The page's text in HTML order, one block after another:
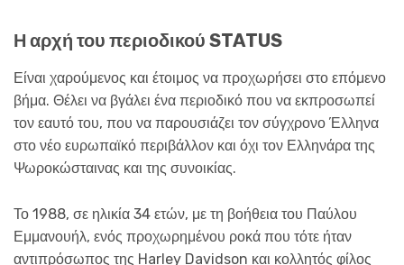
Η αρχή του περιοδικού STATUS
Είναι χαρούμενος και έτοιμος να προχωρήσει στο επόμενο
βήμα. Θέλει να βγάλει ένα περιοδικό που να εκπροσωπεί
τον εαυτό του, που να παρουσιάζει τον σύγχρονο Έλληνα
στο νέο ευρωπαϊκό περιβάλλον και όχι τον Ελληνάρα της
Ψωροκώσταινας και της συνοικίας.
Το 1988, σε ηλικία 34 ετών, με τη βοήθεια του Παύλου
Εμμανουήλ, ενός προχωρημένου ροκά που τότε ήταν
αντιπρόσωπος της Harley Davidson και κολλητός φίλος